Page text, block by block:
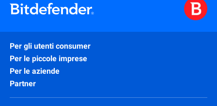
Per gli utenti consumer
Per le piccole imprese
Per le aziende
Partner